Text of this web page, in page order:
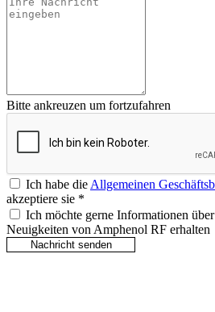
Bitte ankreuzen um fortzufahren
Ich habe dieAllgemeinen
akzeptiere sie *
Ich möchte gerne Informationen
Neuigkeiten von Amphenol RF erhalten